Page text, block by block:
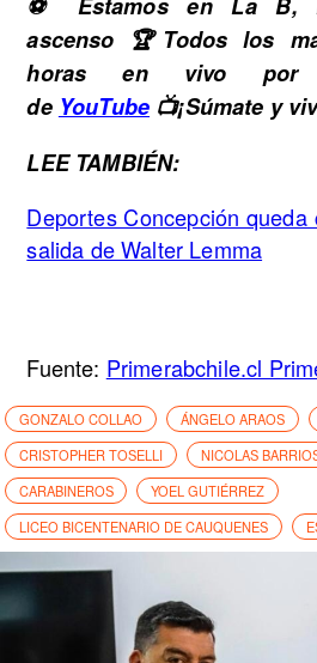
⚽ Estamos en La B,
ascenso 🏆Todos los
horas en vivo por
de YouTube 📺¡Súmate y
LEE TAMBIÉN:
Deportes Concepción
salida de Walter Lemma
Fuente: Primerabchile.cl
GONZALO COLLAO ÁNGELO ARAOS
CRISTOPHER TOSELLI
NICOLAS
CARABINEROS
YOEL GUTIÉRREZ
LICEO BICENTENARIO DE CAUQUENES